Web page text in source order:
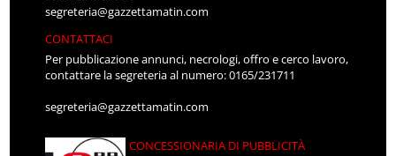
segreteria@gazzettamatin.com
CONTATTACI
Per pubblicazione annunci, necrologi, offro e cerco lavoro,
contattare la segreteria al numero: 0165/231711
segreteria@gazzettamatin.com
CONCESSIONARIA DI PUBBLICITÀ